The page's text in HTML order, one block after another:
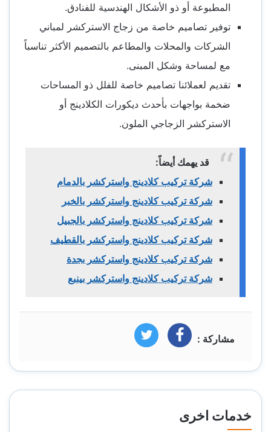
المطبوعة أو ذو الأشكال الهندسية للفنادق.
توفير تصاميم خاصة من زجاج الاستركشر لمباني
الشركات والمحلات والمطاعم بالتصميم الأكثر تناسباً
مع لمساحة وشكل المبنى.
تقديم لعملائنا تصاميم خاصة للفلل ذو المساحات
ضخمة بواجهات بأحدث ديكورات الكلادينج أو
الاستركشر الزجاجي الملون.
قد يهمك أيضاً:
شركة تركيب كلادينج واستركشر بالدمام
شركة تركيب كلادينج واستركشر بالخبر
شركة تركيب كلادينج واستركشر بالجبيل
شركة تركيب كلادينج واستركشر بالقطيف
شركة تركيب كلادينج واستركشر بجدة
شركة تركيب كلادينج واستركشر بينبع
مشاركة : فيسبوك تويتر
خدمات اخرى